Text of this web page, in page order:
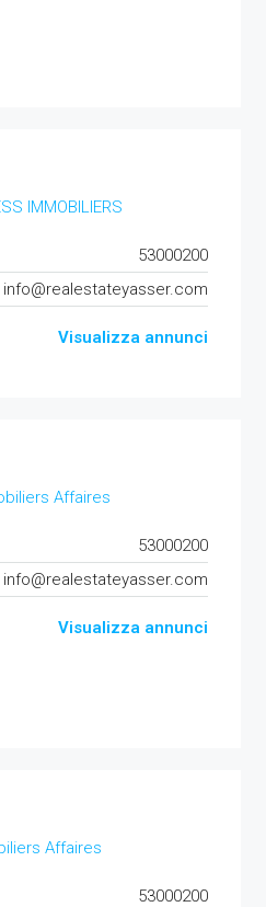
IMMOBILIERS
53000200
info@realestateyasser.com
Visualizza annunci
Affaires
53000200
info@realestateyasser.com
Visualizza annunci
Affaires
53000200